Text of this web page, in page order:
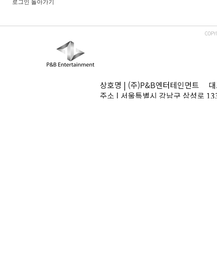
로그인 돌아가기
상호명 | (주)P&B엔터테인먼트
주소 | 서울특별시 강남구 삼성로